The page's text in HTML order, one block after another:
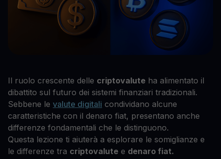
Il ruolo crescente delle criptovalute ha alimentato il
dibattito sul futuro dei sistemi finanziari tradizionali.
Sebbene le valute digitali condividano alcune
caratteristiche con il denaro fiat, presentano anche
differenze fondamentali che le distinguono.
Questa lezione ti aiuterà a esplorare le somiglianze e
le differenze tra criptovalute e denaro fiat.